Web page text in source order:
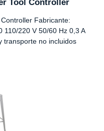
Tool Controller
Fabricante:
110/220 V 50/60 Hz 0,3 A
transporte no incluidos